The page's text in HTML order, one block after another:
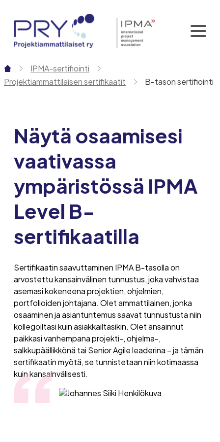
sisältöön
IPMA-sertifiointi
Projektiammattilaisen sertifikaatit
B-tason sertifiointi
Näytä osaamisesi
vaativassa
ympäristössä IPMA
Level B-
sertifikaatilla
Sertifikaatin saavuttaminen IPMA B-tasolla on
arvostettu kansainvälinen tunnustus, joka vahvistaa
asemasi kokeneena projektien, ohjelmien,
portfolioiden johtajana. Olet ammattilainen, jonka
osaaminen ja asiantuntemus saavat tunnustusta niin
kollegoiltasi kuin asiakkailtasikin. Olet ansainnut
paikkasi vanhempana projekti-, ohjelma-,
salkkupäällikkönä tai Senior Agile leaderina – ja tämän
sertifikaatin myötä, se tunnistetaan niin kotimaassa
kuin kansainvälisesti.